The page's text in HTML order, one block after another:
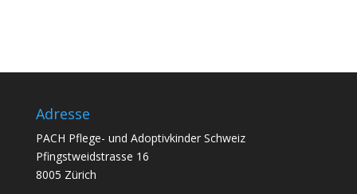
Adresse
PACH Pflege- und Adoptivkinder Schweiz
Pfingstweidstrasse 16
8005 Zürich